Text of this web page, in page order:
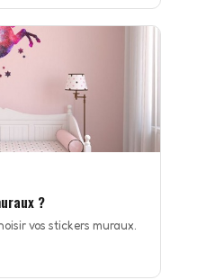
?
vos stickers muraux.